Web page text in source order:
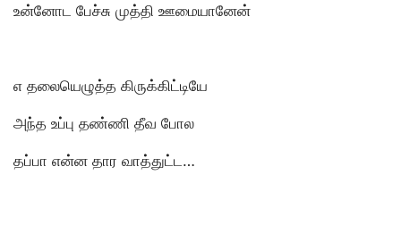
உன்னோட பேச்சு முத்தி ஊமையானேன்
எ தலையெழுத்த கிருக்கிட்டியே
அந்த உப்பு தண்ணி தீவ போல
தப்பா என்ன தார வாத்துட்ட…